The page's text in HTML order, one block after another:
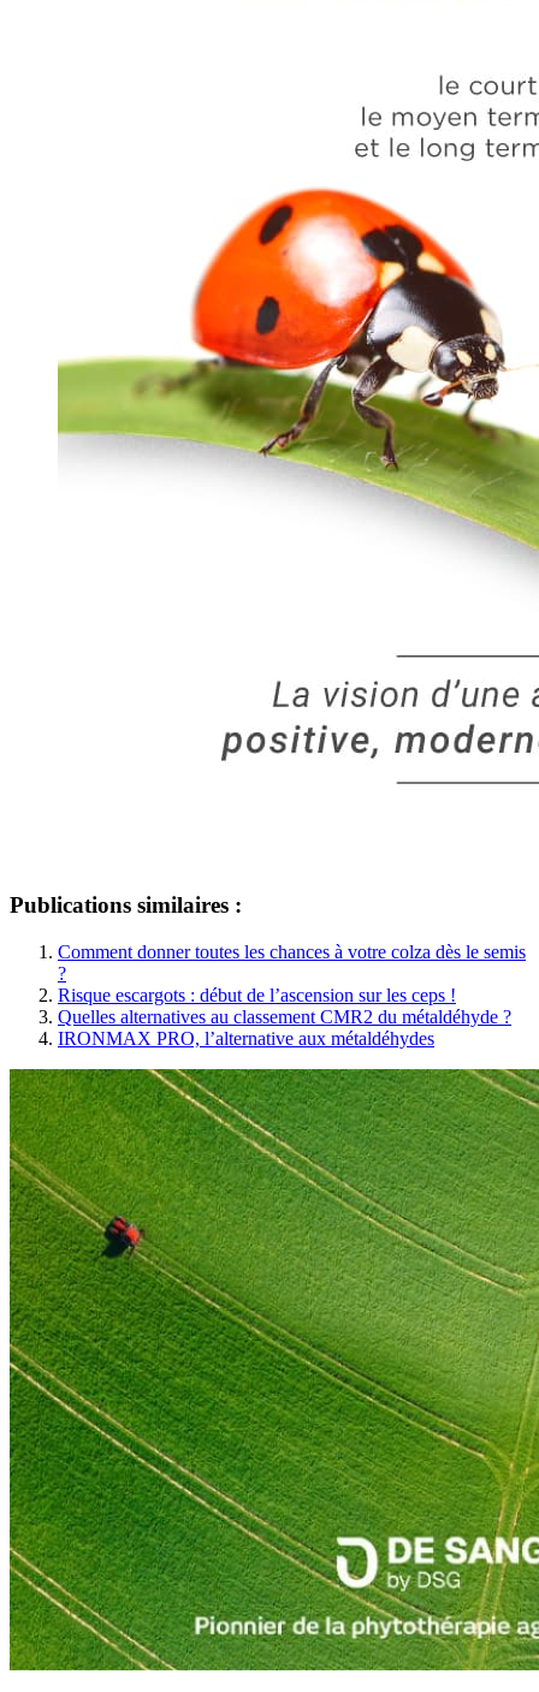
Publications similaires :
Comment donner toutes les chances à votre colza dès le semis
?
Risque escargots : début de l’ascension sur les ceps !
Quelles alternatives au classement CMR2 du métaldéhyde ?
IRONMAX PRO, l’alternative aux métaldéhydes